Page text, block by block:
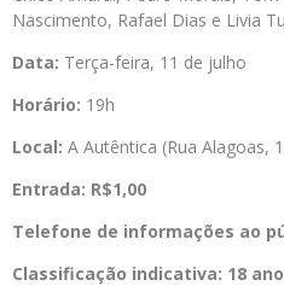
Nascimento, Rafael Dias e Livia
Data: Terça-feira, 11 de julho
Horário: 19h
Local: A Autêntica (Rua Alagoas,
Entrada: R$1,00
Telefone de informações ao
Classificação indicativa: 18